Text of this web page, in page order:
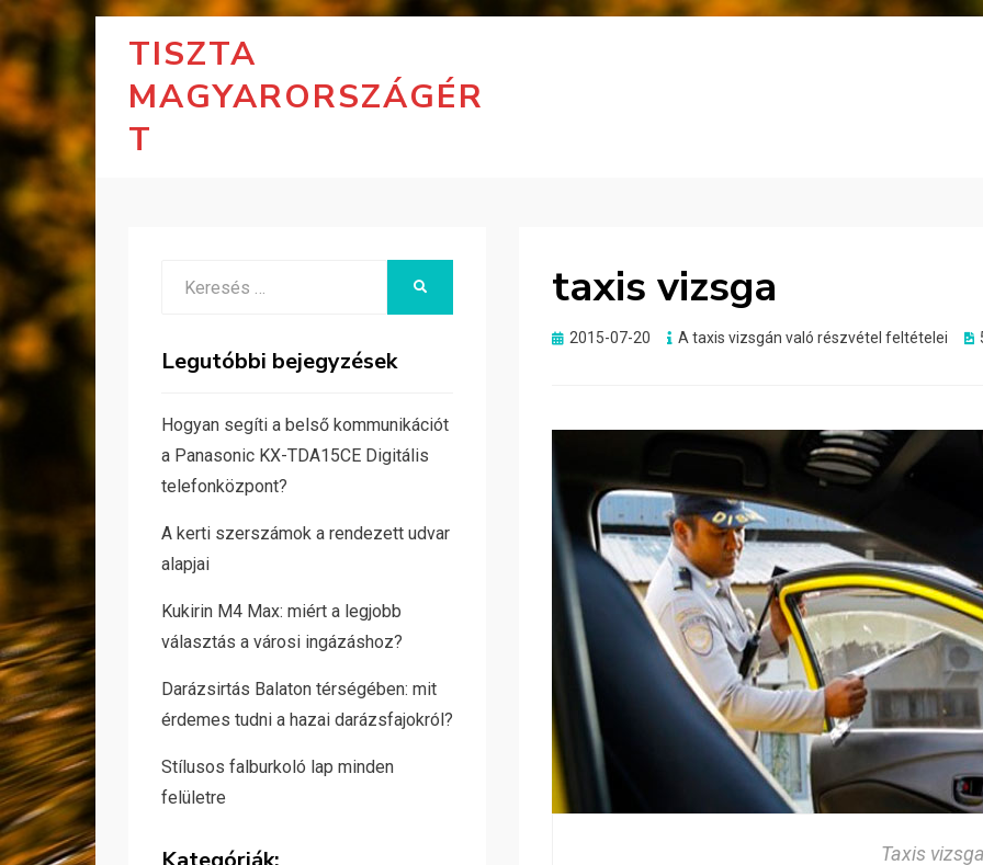
TISZTA
MAGYARORSZÁGÉR
T
taxis vizsga
Posted
2015-07-20 A taxis vizsgán való részvétel feltételei
Taxis
Legutóbbi bejegyzések
Hogyan segíti a belső kommunikációt
a Panasonic KX-TDA15CE Digitális
telefonközpont?
A kerti szerszámok a rendezett udvar
alapjai
Kukirin M4 Max: miért a legjobb
választás a városi ingázáshoz?
Darázsirtás Balaton térségében: mit
érdemes tudni a hazai darázsfajokról?
Stílusos falburkoló lap minden
felületre